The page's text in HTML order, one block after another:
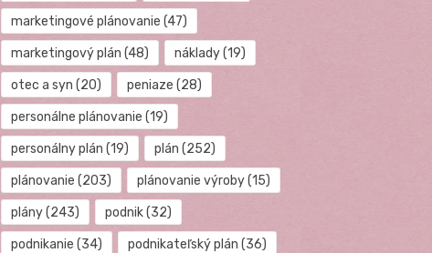
marketingové plánovanie (47)
marketingový plán (48) náklady(19)
otec a syn (20) peniaze (28)
personálne plánovanie (19)
personálny plán (19) plán (252)
plánovanie (203) plánovanie výroby(15)
plány(243) podnik(32)
podnikanie (34) podnikateľský plán (36)